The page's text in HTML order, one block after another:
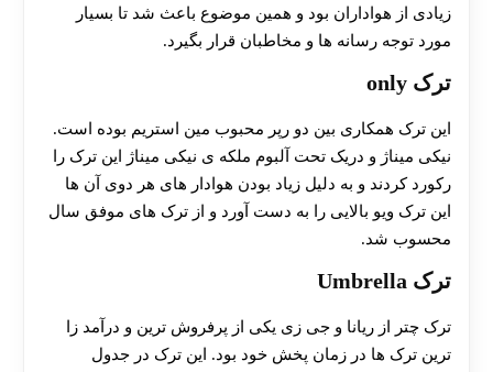
زیادی از هواداران بود و همین موضوع باعث شد تا بسیار
مورد توجه رسانه ها و مخاطبان قرار بگیرد.
ترک only
این ترک همکاری بین دو رپر محبوب مین استریم بوده است.
نیکی میناژ و دریک تحت آلبوم ملکه ی نیکی میناژ این ترک را
رکورد کردند و به دلیل زیاد بودن هوادار های هر دوی آن ها
این ترک ویو بالایی را به دست آورد و از ترک های موفق سال
محسوب شد.
ترک Umbrella
ترک چتر از ریانا و جی زی یکی از پرفروش ترین و درآمد زا
ترین ترک ها در زمان پخش خود بود. این ترک در جدول